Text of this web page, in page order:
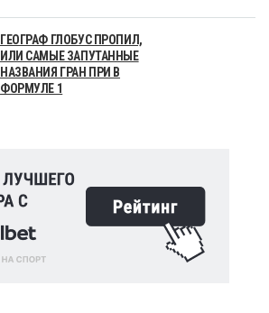
ГЕОГРАФ ГЛОБУС ПРОПИЛ,
ИЛИ САМЫЕ ЗАПУТАННЫЕ
НАЗВАНИЯ ГРАН ПРИ В
ФОРМУЛЕ 1